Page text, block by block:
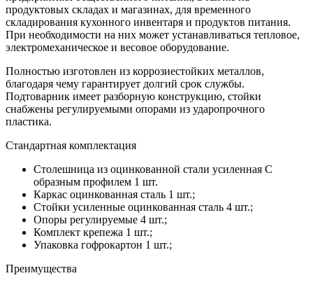
продуктовых складах и магазинах, для временного
складирования кухонного инвентаря и продуктов питания.
При необходимости на них может устанавливаться тепловое,
электромеханическое и весовое оборудование.
Полностью изготовлен из коррозиестойких металлов,
благодаря чему гарантирует долгий срок службы.
Подтоварник имеет разборную конструкцию, стойки
снабжены регулируемыми опорами из ударопрочного
пластика.
Стандартная комплектация
Столешница из оцинкованной стали усиленная С
образным профилем 1 шт.
Каркас оцинкованная сталь 1 шт.;
Стойки усиленные оцинкованная сталь 4 шт.;
Опоры регулируемые 4 шт.;
Комплект крепежа 1 шт.;
Упаковка гофрокартон 1 шт.;
Преимущества